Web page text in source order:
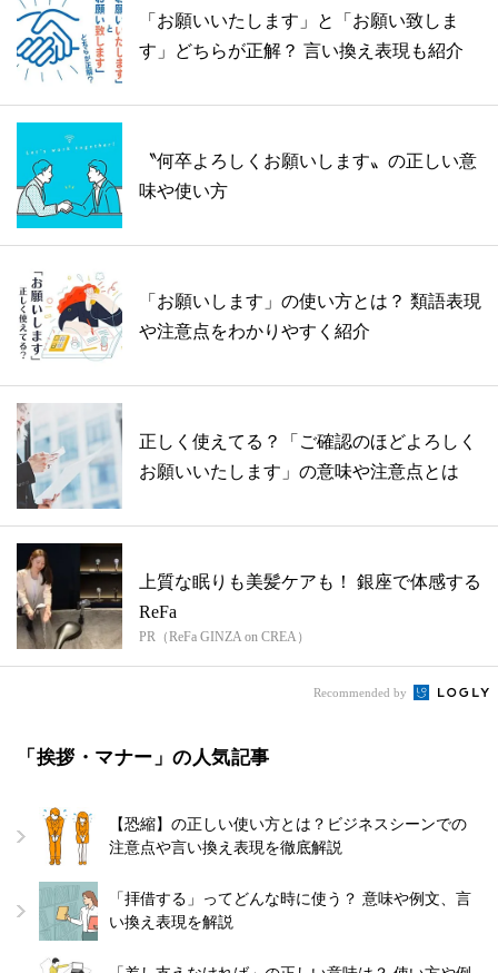
「お願いいたします」と「お願い致しま
す」どちらが正解？ 言い換え表現も紹介
〝何卒よろしくお願いします〟の正しい意
味や使い方
「お願いします」の使い方とは？ 類語表現
や注意点をわかりやすく紹介
正しく使えてる？「ご確認のほどよろしく
お願いいたします」の意味や注意点とは
上質な眠りも美髪ケアも！ 銀座で体感する
ReFa
PR（ReFa GINZA on CREA）
Recommended by
「挨拶・マナー」の人気記事
【恐縮】の正しい使い方とは？ビジネスシーンでの
注意点や言い換え表現を徹底解説
「拝借する」ってどんな時に使う？ 意味や例文、言
い換え表現を解説